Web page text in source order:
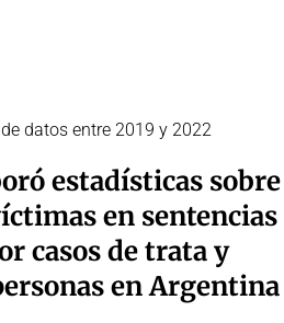
datos entre 2019 y 2022
estadísticas sobre
en sentencias
casos de trata y
en Argentina